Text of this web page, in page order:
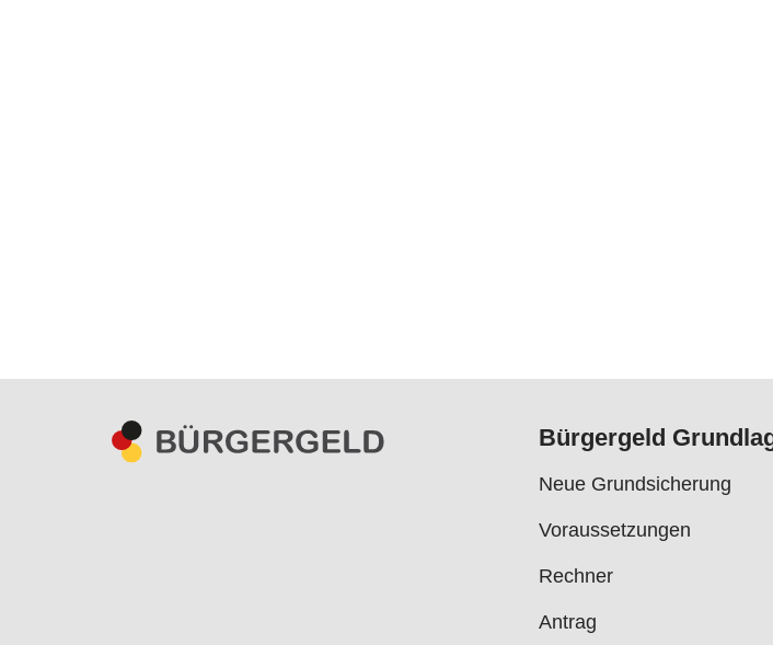
Bürgergeld
Neue Grundsicherung
Voraussetzungen
Rechner
Antrag